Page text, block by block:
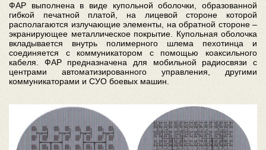
ФАР выполнена в виде купольной оболочки, образованной
гибкой печатной платой, на лицевой стороне которой
располагаются излучающие элементы, на обратной стороне –
экранирующее металлическое покрытие. Купольная оболочка
вкладывается внутрь полимерного шлема пехотинца и
соединяется с коммуникатором с помощью коаксильного
кабеля. ФАР предназначена для мобильной радиосвязи с
центрами автоматизированного управления, другими
коммуникаторами и СУО боевых машин.